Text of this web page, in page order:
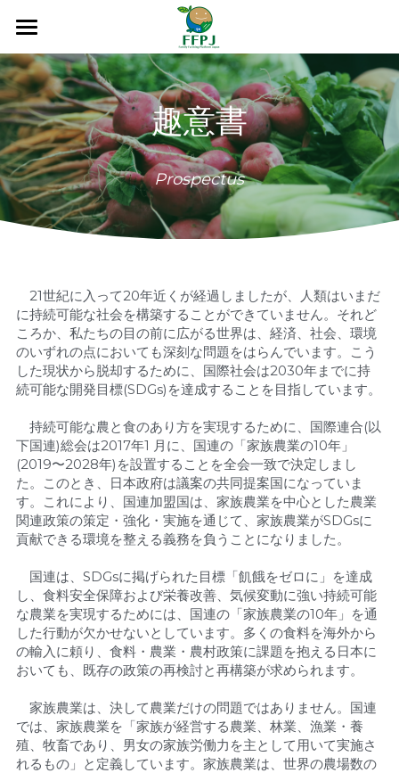
ホーム
家族農業の10年
家族農業の10年とは
世界行動計画と国内行動計画
小農と家族農業
私たちについて
団体概要
会員・オブザーバー
規約
教材
映画
資料
論文
お知らせ
入会する
趣意書
Prospectus
21世紀に入って20年近くが経過しましたが、人類はいまだ
に持続可能な社会を構築することができていません。それど
ころか、私たちの目の前に広がる世界は、経済、社会、環境
のいずれの点においても深刻な問題をはらんでいます。こう
した現状から脱却するために、国際社会は2030年までに持
続可能な開発目標(SDGs)を達成することを目指しています。
持続可能な農と食のあり方を実現するために、国際連合(以
下国連)総会は2017年1 月に、国連の「家族農業の10年」
(2019〜2028年)を設置することを全会一致で決定しまし
た。このとき、日本政府は議案の共同提案国になっていま
す。これにより、国連加盟国は、家族農業を中心とした農業
関連政策の策定・強化・実施を通じて、家族農業がSDGsに
貢献できる環境を整える義務を負うことになりました。
国連は、SDGsに掲げられた目標「飢餓をゼロに」を達成
し、食料安全保障および栄養改善、気候変動に強い持続可能
な農業を実現するためには、国連の「家族農業の10年」を通
した行動が欠かせないとしています。多くの食料を海外から
の輸入に頼り、食料・農業・農村政策に課題を抱える日本に
おいても、既存の政策の再検討と再構築が求められます。
家族農業は、決して農業だけの問題ではありません。国連
では、家族農業を「家族が経営する農業、林業、漁業・養
殖、牧畜であり、男女の家族労働力を主として用いて実施さ
れるもの」と定義しています。家族農業は、世界の農場数の
ブログカテゴリー
すべてのカテゴリ